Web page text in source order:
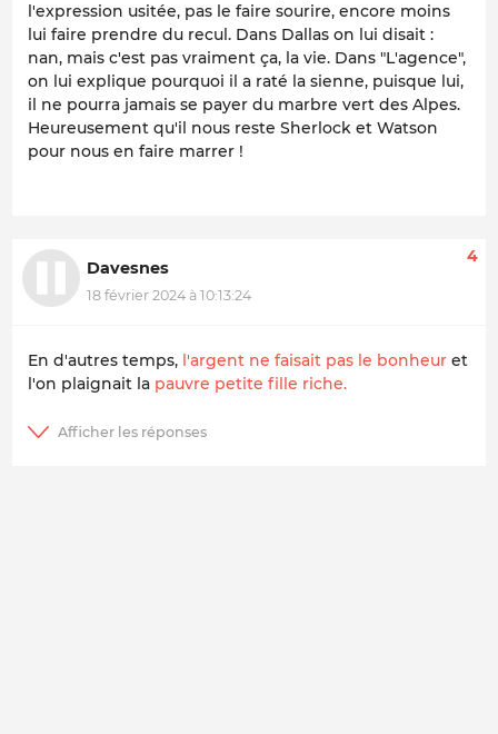
l'expression usitée, pas le faire sourire, encore moins
lui faire prendre du recul. Dans Dallas on lui disait :
nan, mais c'est pas vraiment ça, la vie. Dans "L'agence",
on lui explique pourquoi il a raté la sienne, puisque lui,
il ne pourra jamais se payer du marbre vert des Alpes.
Heureusement qu'il nous reste Sherlock et Watson
pour nous en faire marrer !
Davesnes
18 février 2024 à 10:13:24
4
En d'autres temps, l'argent ne faisait pas le bonheur et
l'on plaignait la pauvre petite fille riche.